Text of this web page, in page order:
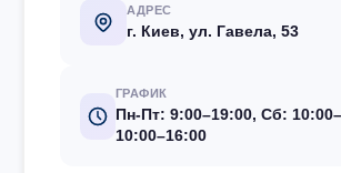
АДРЕС
г. Киев, ул. Гавела, 53
ГРАФИК
Пн-Пт: 9:00–19:00, Сб:
10:00–16:00